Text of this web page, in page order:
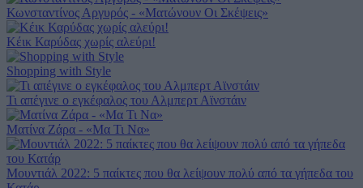
Κωνσταντίνος Αργυρός - «Ματώνουν Οι Σκέψεις»
Κέικ Καρύδας χωρίς αλεύρι!
Shopping with Style
Τι απέγινε ο εγκέφαλος του Αλμπερτ Αϊνστάιν
Ματίνα Ζάρα - «Μα Τι Να»
Μουντιάλ 2022: 5 παίκτες που θα λείψουν πολύ από τα γήπεδα του